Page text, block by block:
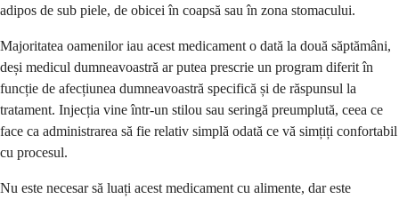
adipos de sub piele, de obicei în coapsă sau în zona stomacului.
Majoritatea oamenilor iau acest medicament o dată la două săptămâni,
deși medicul dumneavoastră ar putea prescrie un program diferit în
funcție de afecțiunea dumneavoastră specifică și de răspunsul la
tratament. Injecția vine într-un stilou sau seringă preumplută, ceea ce
face ca administrarea să fie relativ simplă odată ce vă simțiți confortabil
cu procesul.
Nu este necesar să luați acest medicament cu alimente, dar este